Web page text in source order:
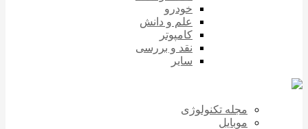
خودرو
علم و دانش
کامپوتر
نقد و بررسی
سایر
مجله تکنولوژی
موبایل